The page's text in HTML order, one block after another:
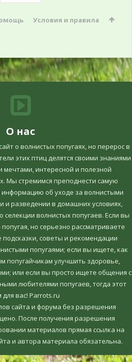
Условия и правила
О нас
о волнистых попугаях, но перерос в
этих птиц делятся своими знаниями
мечтами, интересной и полезной
Мы стремимся преподнести самую
об уходе за волнистыми
и разведении в домашних условиях,
волнистых попугаев. Если вы
но серьезно рассматриваете
подсказки, советы и рекомендации
попугаями; если вы ищете, как
попугайчикам улучшить здоровье,
или если вы просто ищете общения с
любителями попугаев, тогда этот
для вас! Parrots.ru
сайта и форума без разрешения
После получения разрешения
материалов прямая ссылка на
и автора материала обязательна.